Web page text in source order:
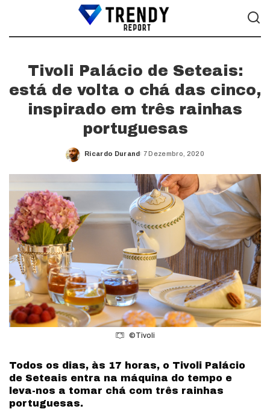
Tivoli Palácio de Seteais:
está de volta o chá das cinco,
inspirado em três rainhas
portuguesas
Posted
Ricardo Durand 7 Dezembro, 2020
©Tivoli
Todos os dias, às 17 horas, o Tivoli Palácio
de Seteais entra na máquina do tempo e
leva-nos a tomar chá com três rainhas
portuguesas.